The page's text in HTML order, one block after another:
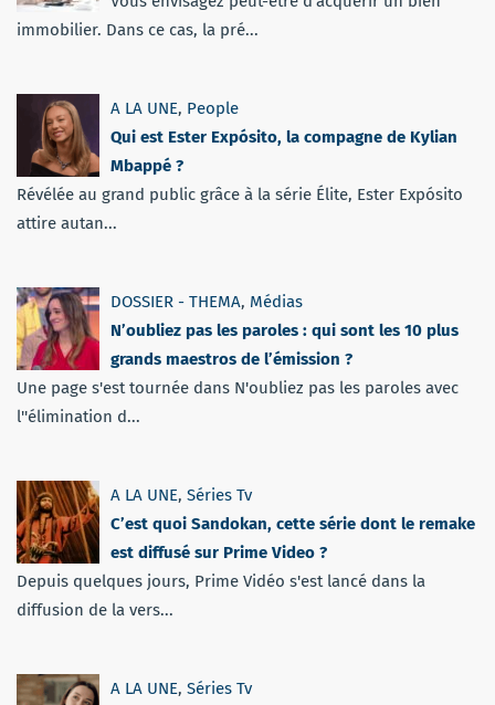
immobilier. Dans ce cas, la pré...
A LA UNE, People
Qui est Ester Expósito, la compagne de Kylian
Mbappé ?
Révélée au grand public grâce à la série Élite, Ester Expósito
attire autan...
DOSSIER - THEMA, Médias
N’oubliez pas les paroles : qui sont les 10 plus
grands maestros de l’émission ?
Une page s'est tournée dans N'oubliez pas les paroles avec
l''élimination d...
A LA UNE, Séries Tv
C’est quoi Sandokan, cette série dont le remake
est diffusé sur Prime Video ?
Depuis quelques jours, Prime Vidéo s'est lancé dans la
diffusion de la vers...
A LA UNE, Séries Tv